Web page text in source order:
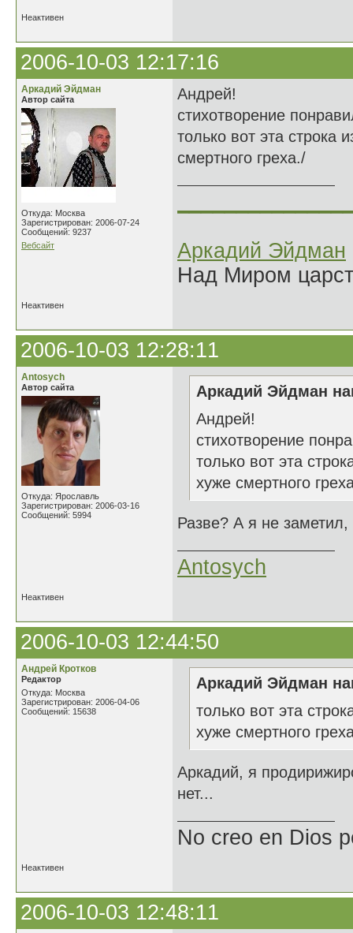
Неактивен
2006-10-03 12:17:16
Аркадий Эйдман
Автор сайта
Откуда: Москва
Зарегистрирован: 2006-07-24
Сообщений: 9237
Вебсайт
Андрей!
стихотворение
только вот эта строка
смертного греха./
Аркадий Эйдман
Над Миром
Неактивен
2006-10-03 12:28:11
Antosych
Автор сайта
Откуда: Ярославль
Зарегистрирован: 2006-03-16
Сообщений: 5994
Аркадий Эйдман
Андрей!
стихотворение
только вот эта
хуже смертного
Разве? А я не
Antosych
Неактивен
2006-10-03 12:44:50
Андрей Кротков
Редактор
Откуда: Москва
Зарегистрирован: 2006-04-06
Сообщений: 15638
Аркадий Эйдман
только вот эта
хуже смертного
Аркадий, я
нет...
No creo en Dios
Неактивен
2006-10-03 12:48:11